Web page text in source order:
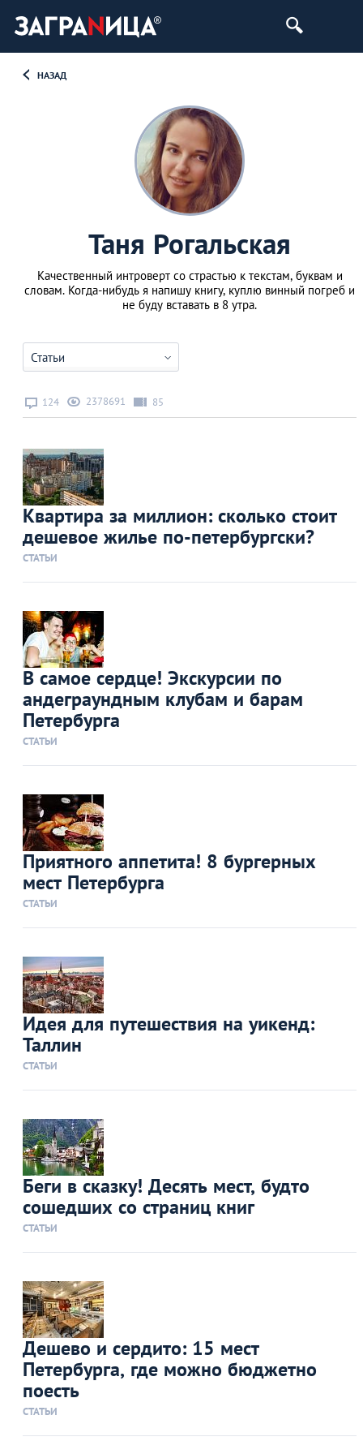
НАЗАД
Таня Рогальская
Качественный интроверт со страстью к текстам, буквам и
словам. Когда-нибудь я напишу книгу, куплю винный погреб и
не буду вставать в 8 утра.
Статьи
124 2378691 85
Квартира за миллион: сколько стоит
дешевое жилье по-петербургски?
СТАТЬИ
В самое сердце! Экскурсии по
андеграундным клубам и барам
Петербурга
СТАТЬИ
Приятного аппетита! 8 бургерных
мест Петербурга
СТАТЬИ
Идея для путешествия на уикенд:
Таллин
СТАТЬИ
Беги в сказку! Десять мест, будто
сошедших со страниц книг
СТАТЬИ
Дешево и сердито: 15 мест
Петербурга, где можно бюджетно
поесть
СТАТЬИ